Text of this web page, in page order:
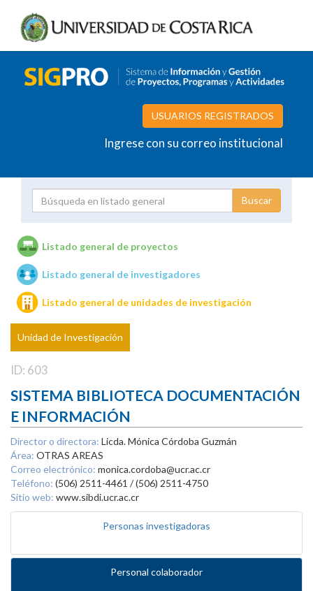
USUARIOS REGISTRADOS
Ingrese con su correo institucional
Unidades de investigación
Listado general de proyectos
Listado general de investigadores
Listado general de unidades de investigación
Unidad de Investigación
ID: 603
SISTEMA BIBLIOTECA DOCUMENTACIÓN
E INFORMACIÓN
Director o directora: Licda. Mónica Córdoba Guzmán
Área: OTRAS AREAS
Correo electrónico: monica.cordoba@ucr.ac.cr
Teléfono: (506) 2511-4461 / (506) 2511-4750
Sitio web: www.sibdi.ucr.ac.cr
Personas investigadoras
Personal colaborador